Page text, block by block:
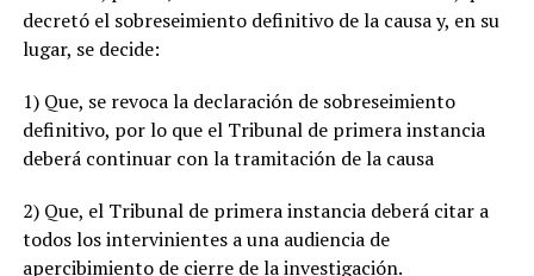
decretó el sobreseimiento definitivo de la causa y, en su
lugar, se decide:
1) Que, se revoca la declaración de sobreseimiento
definitivo, por lo que el Tribunal de primera instancia
deberá continuar con la tramitación de la causa
2) Que, el Tribunal de primera instancia deberá citar a
todos los intervinientes a una audiencia de
apercibimiento de cierre de la investigación.